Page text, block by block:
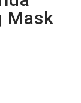
Mask